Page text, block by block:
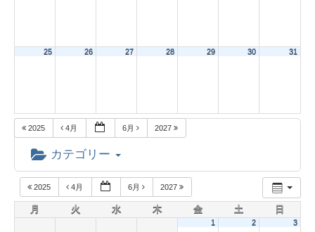
25 26 27 28 29 30 31
2025 4月 6月 2027
カテゴリー
2025 4月 6月 2027
月 火 水 木 金 土 日
1 2 3